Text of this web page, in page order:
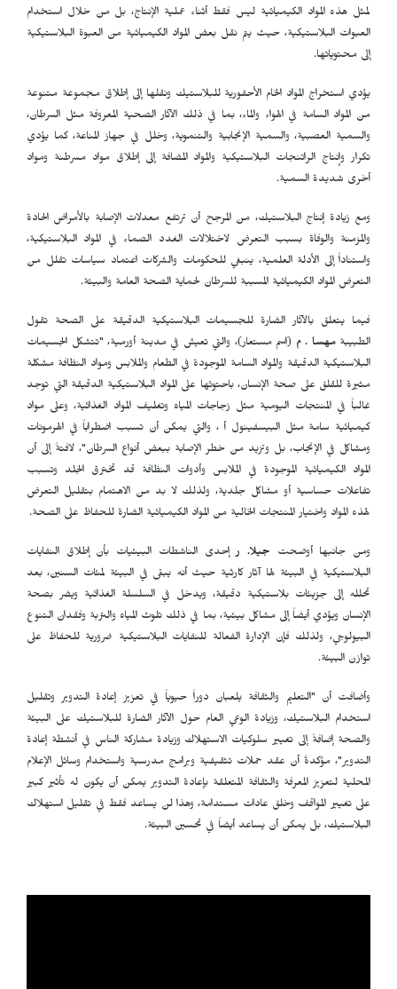
لمثل هذه المواد الكيميائية ليس فقط أثناء عملية الإنتاج، بل من خلال استخدام
العبوات البلاستيكية، حيث يتم نقل بعض المواد الكيميائية من العبوة البلاستيكية
إلى محتوياتها.
يؤدي استخراج المواد الخام الأحفورية للبلاستيك ونقلها إلى إطلاق مجموعة متنوعة
من المواد السامة في الهواء والماء، بما في ذلك الآثار الصحية المعروفة مثل السرطان،
والسمية العصبية، والسمية الإنجابية والتنموية، وخلل في جهاز المناعة، كما يؤدي
تكرار وإنتاج الراتنجات البلاستيكية والمواد المضافة إلى إطلاق مواد مسرطنة ومواد
أخرى شديدة السمية.
ومع زيادة إنتاج البلاستيك، من المرجح أن ترتفع معدلات الإصابة بالأمراض الحادة
والمزمنة والوفاة بسبب التعرض لاختلالات الغدد الصماء في المواد البلاستيكية،
واستناداً إلى الأدلة العلمية، ينبغي للحكومات والشركات اعتماد سياسات تقلل من
التعرض المواد الكيميائية المسببة للسرطان لحماية الصحة العامة والبيئة.
فيما يتعلق بالآثار الضارة للجسيمات البلاستيكية الدقيقة على الصحة تقول
الطبيبة مهسا . م (اسم مستعار)، والتي تعيش في مدينة أورمية، "تتشكل الجسيمات
البلاستيكية الدقيقة والمواد السامة الموجودة في الطعام والملابس ومواد النظافة مشكلة
مثيرة للقلق على صحة الإنسان، باحتوئها على المواد البلاستيكية الدقيقة التي توجد
غالباً في المنتجات اليومية مثل زجاجات المياه وتغليف المواد الغذائية، وعلى مواد
كيميائية سامة مثل البيسفينول أ ، والتي يمكن أن تسبب اضطراباً في الهرمونات
ومشاكل في الإنجاب، بل وتزيد من خطر الإصابة ببعض أنواع السرطان"، لافتةً إلى أن
المواد الكيميائية الموجودة في الملابس وأدوات النظافة قد تخترق الجلد وتسبب
تفاعلات حساسية أو مشاكل جلدية، ولذلك لا بد من الاهتمام بتقليل التعرض
لهذه المواد واختيار المنتجات الخالية من المواد الكيميائية الضارة للحفاظ على الصحة.
ومن جانبها أوضحت جیلا. رإحدى
الناشطات البيئيات بأن إطلاق النفايات
البلاستيكية في البيئة لها آثار كارثية حيث أنه يبقى في البيئة لمئات السنين، بعد
تحلله إلى جزيئات بلاستيكية دقيقة، ويدخل في السلسلة الغذائية ويضر بصحة
الإنسان ويؤدي أيضاً إلى مشاكل بيئية، بما في ذلك تلوث المياه والتربة وفقدان التنوع
البيولوجي، ولذلك فإن الإدارة الفعالة للنفايات البلاستيكية ضرورية للحفاظ على
توازن البيئة.
وأضافت أن "التعليم والثقافة يلعبان دوراً حيوياً في تعزيز إعادة التدوير وتقليل
استخدام البلاستيك، وزيادة الوعي العام حول الآثار الضارة للبلاستيك على البيئة
والصحة إضافةً إلى تغيير سلوكيات الاستهلاك وزيادة مشاركة الناس في أنشطة إعادة
التدوير"، مؤكدةً أن عقد حملات تثقيفية وبرامج مدرسية واستخدام وسائل الإعلام
المحلية لتعزيز المعرفة والثقافة المتعلقة بإعادة التدوير يمكن أن يكون له تأثير كبير
على تغيير المواقف وخلق عادات مستدامة، وهذا لن يساعد فقط في تقليل استهلاك
البلاستيك، بل يمكن أن يساعد أيضاً في تحسين البيئة.